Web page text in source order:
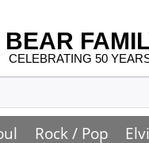
BEAR
CELEBRATING 50
Rock / Pop